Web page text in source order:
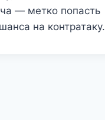
— метко попасть
на контратаку.